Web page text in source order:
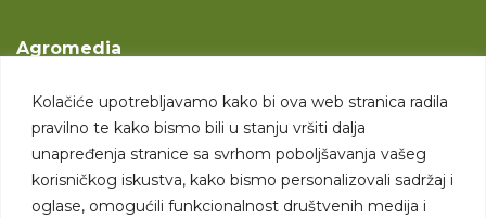
Kolačiće upotrebljavamo kako bi ova web stranica radila
pravilno te kako bismo bili u stanju vršiti dalja
unapređenja stranice sa svrhom poboljšavanja vašeg
korisničkog iskustva, kako bismo personalizovali sadržaj i
oglase, omogućili funkcionalnost društvenih medija i
Agromedia
Svet poljoprivrede
Marketing usluge
Tražimo saradnike